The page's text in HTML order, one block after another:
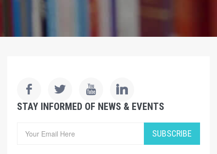
STAY INFORMED OF NEWS & EVENTS
SUBSCRIBE